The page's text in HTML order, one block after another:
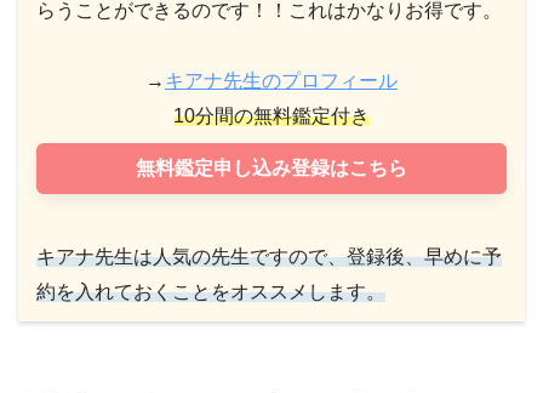
らうことができるのです！！これはかなりお得です。
→ キアナ先生のプロフィール
10分間の無料鑑定付き
無料鑑定申し込み登録はこちら
キアナ先生は人気の先生ですので、登録後、早めに予
約を入れておくことをオススメします。